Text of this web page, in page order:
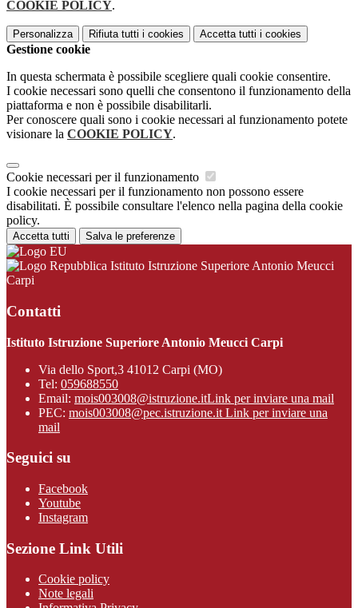
COOKIE POLICY.
Personalizza Rifiuta tutti i cookies Accetta tutti i cookies
Gestione cookie
In questa schermata è possibile scegliere quali cookie consentire.
I cookie necessari sono quelli che consentono il funzionamento della
piattaforma e non è possibile disabilitarli.
Per conoscere quali sono i cookie necessari al funzionamento potete
visionare la COOKIE POLICY.
Cookie necessari per il funzionamento
I cookie necessari per il funzionamento non possono essere
disabilitati. È possibile consultare l'elenco nella pagina della cookie
policy.
Accetta tutti Salva le preferenze
Istituto Istruzione Superiore Antonio Meucci
Carpi
Contatti
Istituto Istruzione Superiore Antonio Meucci Carpi
Via dello Sport,3 41012 Carpi (MO)
Tel: 059688550
Email: mois003008@istruzione.itLink per inviare una mail
PEC: mois003008@pec.istruzione.it Link per inviare una
mail
Seguici su
Facebook
Youtube
Instagram
Sezione Link Utili
Cookie policy
Note legali